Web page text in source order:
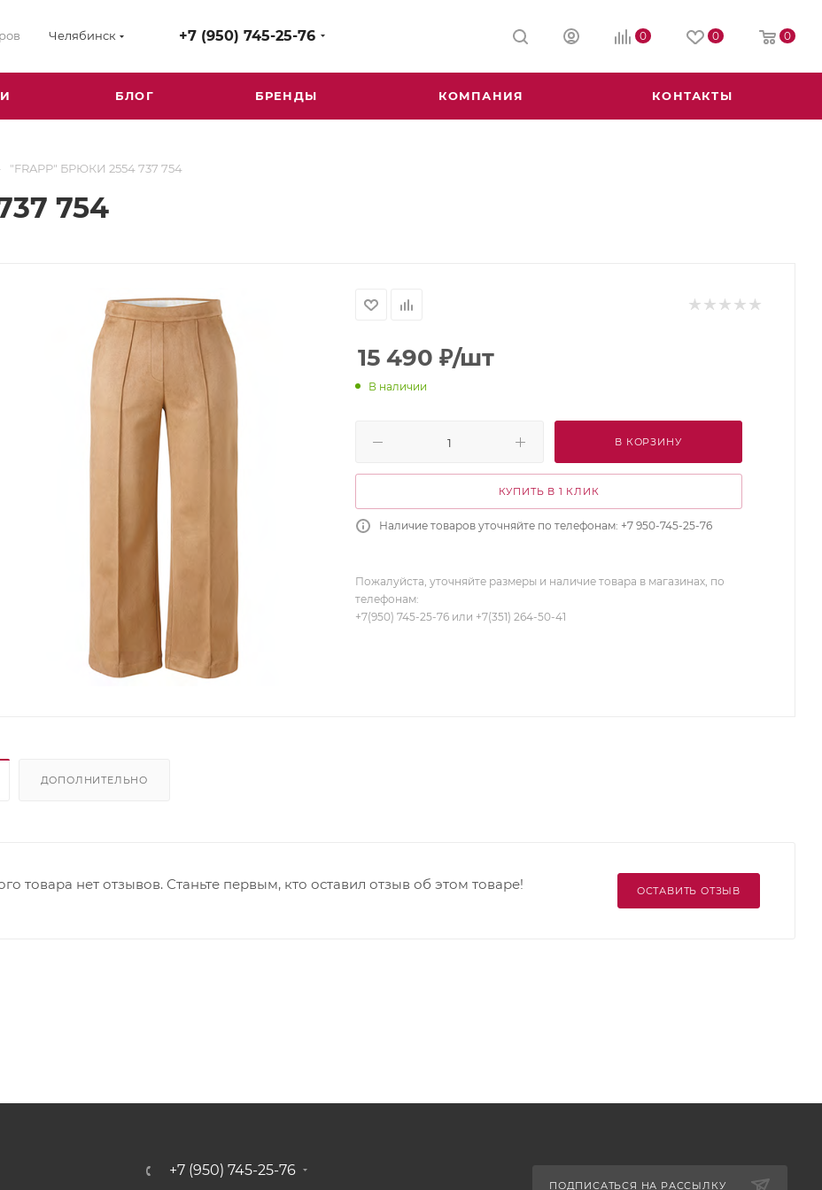
Челябинск +7 (950) 745-25-76 0 0 0
БЛОГ БРЕНДЫ КОМПАНИЯ КОНТАКТЫ
"FRAPP" БРЮКИ 2554 737 754
754
15 490 ₽/шт
В наличии
В КОРЗИНУ
КУПИТЬ В 1 КЛИК
Наличие товаров уточняйте по телефонам: +7 950-745-25-76
Пожалуйста, уточняйте размеры и наличие товара в магазинах, по
телефонам:
+7(950) 745-25-76 или +7(351) 264-50-41
ДОПОЛНИТЕЛЬНО
ОСТАВИТЬ ОТЗЫВ
товара нет отзывов. Станьте первым, кто оставил отзыв об этом товаре!
+7 (950) 745-25-76
ПОДПИСАТЬСЯ НА РАССЫЛКУ